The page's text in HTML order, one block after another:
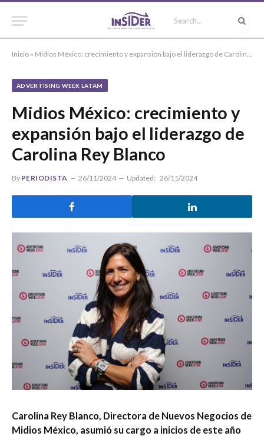
Inicio » Midios México: crecimiento y expansión bajo el liderazgo de Carolina Rey Blanco
ADVERTISING WEEK LATAM
Midios México: crecimiento y
expansión bajo el liderazgo de
Carolina Rey Blanco
By PERIODISTA 26/11/2024 Updated: 26/11/2024
Carolina Rey Blanco, Directora de Nuevos Negocios de
Midios México, asumió su cargo a inicios de este año